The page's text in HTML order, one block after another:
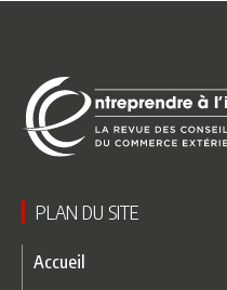
PLAN DU SITE
Accueil